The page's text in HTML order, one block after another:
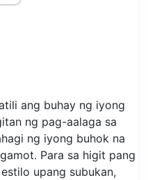
ang buhay ng iyong
ng pag-aalaga sa
ng iyong buhok na
Para sa higit pang
upang subukan,